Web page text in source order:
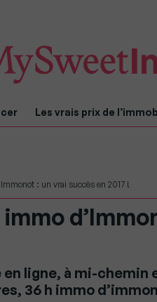
Les vrais prix de
: un vrai succès en 2017 !
ligne, à mi-chemin
36 h immo